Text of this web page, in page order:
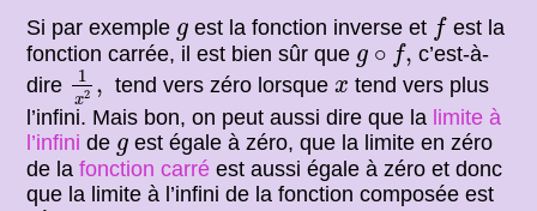
Si par exemple g
g est la fonction inverse et f
f est la
fonction carrée, il est bien sûr que g ∘ f,
g∘f,
c’est-à-
dire
1
x2 ,
1x2,
tend vers zéro lorsque x
x tend vers plus
l’infini. Mais bon, on peut aussi dire que la limite à
l’infini de g
g est égale à zéro, que la limite en zéro
de lafonction carré est aussi égale à zéro et donc
que la limite à l’infini de la fonction composée est